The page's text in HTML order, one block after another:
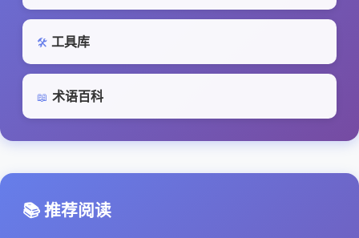
🛠️ 工具库
📖 术语百科
📚 推荐阅读